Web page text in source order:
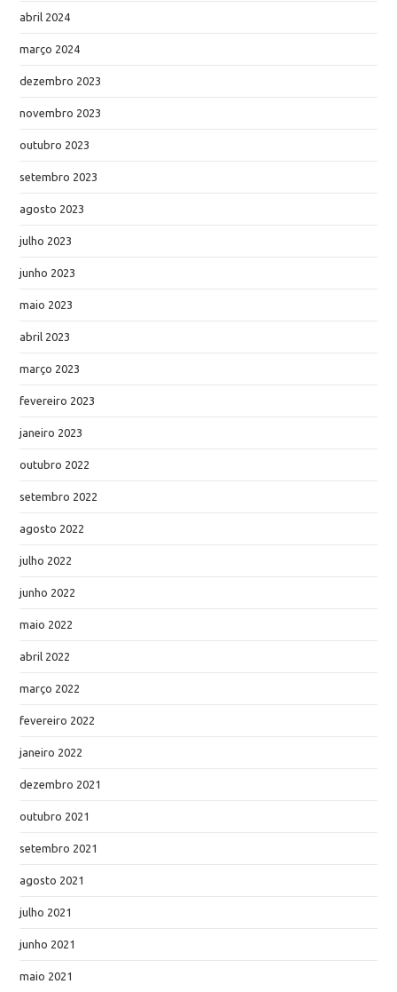
abril 2024
março 2024
dezembro 2023
novembro 2023
outubro 2023
setembro 2023
agosto 2023
julho 2023
junho 2023
maio 2023
abril 2023
março 2023
fevereiro 2023
janeiro 2023
outubro 2022
setembro 2022
agosto 2022
julho 2022
junho 2022
maio 2022
abril 2022
março 2022
fevereiro 2022
janeiro 2022
dezembro 2021
outubro 2021
setembro 2021
agosto 2021
julho 2021
junho 2021
maio 2021